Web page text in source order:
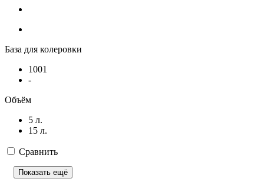
База для колеровки
1001
-
Объём
5 л.
15 л.
Сравнить
Показать ещё